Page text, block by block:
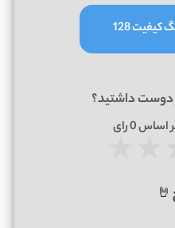
کیفیت 128
دوست داشتید؟
0رای
🤘